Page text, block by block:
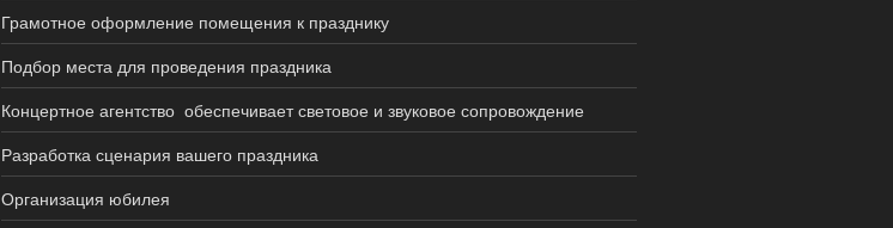
Грамотное оформление помещения к празднику
Подбор места для проведения праздника
Концертное агентство обеспечивает световое и звуковое сопровождение
Разработка сценария вашего праздника
Организация юбилея